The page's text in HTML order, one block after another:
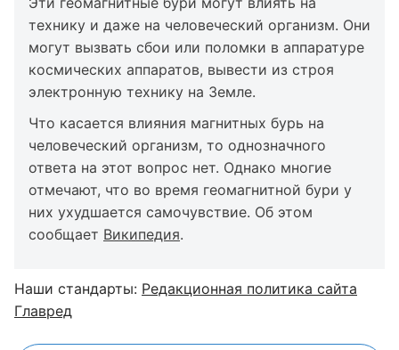
технику и даже на человеческий организм. Они
могут вызвать сбои или поломки в аппаратуре
космических аппаратов, вывести из строя
электронную технику на Земле.
Что касается влияния магнитных бурь на
человеческий организм, то однозначного
ответа на этот вопрос нет. Однако многие
отмечают, что во время геомагнитной бури у
них ухудшается самочувствие. Об этом
сообщает Википедия.
Наши стандарты: Редакционная политика сайта
Главред